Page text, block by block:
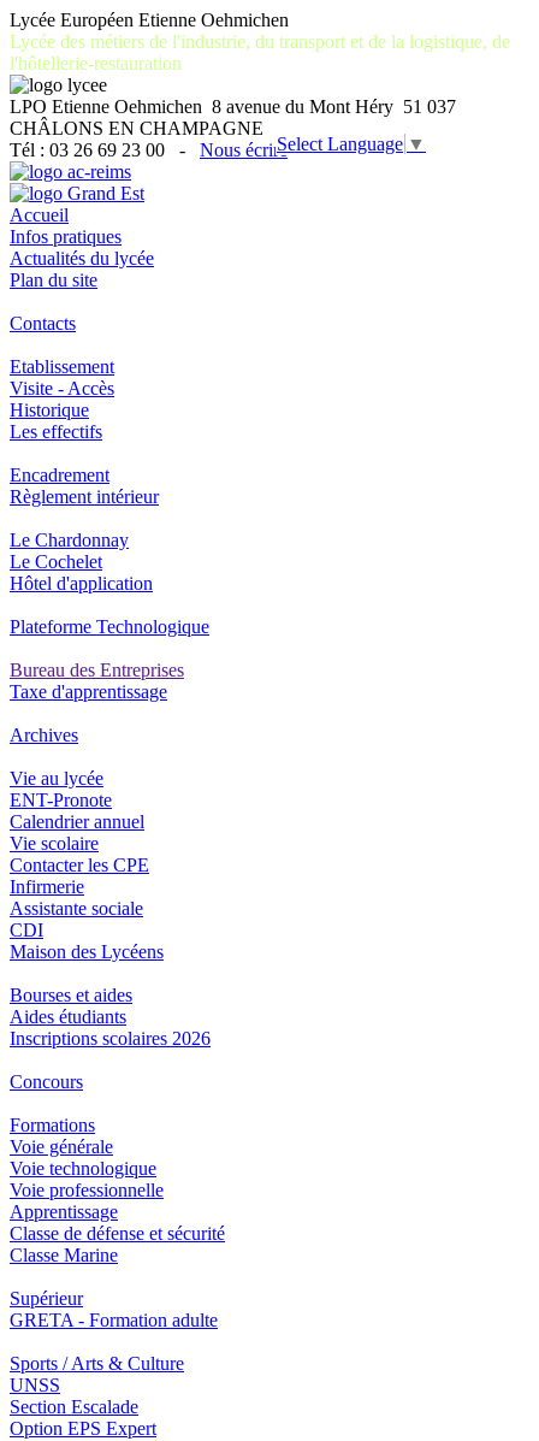
Select Language ▼
Lycée Européen Etienne Oehmichen
Lycée des métiers de l'industrie, du transport et de la logistique, de
l'hôtellerie-restauration
LPO Etienne Oehmichen 8 avenue du Mont Héry 51 037
CHÂLONS EN CHAMPAGNE
Tél : 03 26 69 23 00 - Nous écrire
Accueil
Infos pratiques
Actualités du lycée
Plan du site
Contacts
Etablissement
Visite - Accès
Historique
Les effectifs
Encadrement
Règlement intérieur
Le Chardonnay
Le Cochelet
Hôtel d'application
Plateforme Technologique
Bureau des Entreprises
Taxe d'apprentissage
Archives
Vie au lycée
ENT-Pronote
Calendrier annuel
Vie scolaire
Contacter les CPE
Infirmerie
Assistante sociale
CDI
Maison des Lycéens
Bourses et aides
Aides étudiants
Inscriptions scolaires 2026
Concours
Formations
Voie générale
Voie technologique
Voie professionnelle
Apprentissage
Classe de défense et sécurité
Classe Marine
Supérieur
GRETA - Formation adulte
Sports / Arts & Culture
UNSS
Section Escalade
Option EPS Expert